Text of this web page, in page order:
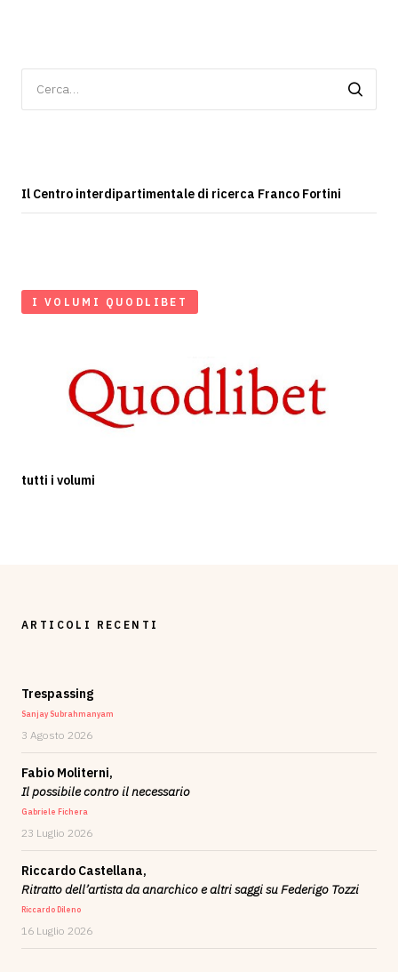
per:
Il Centro interdipartimentale di ricerca Franco Fortini
I VOLUMI QUODLIBET
tutti i volumi
ARTICOLI RECENTI
Trespassing
Sanjay Subrahmanyam
3 Agosto 2026
Fabio Moliterni,
Il possibile contro il necessario
Gabriele Fichera
23 Luglio 2026
Riccardo Castellana,
Ritratto dell’artista da anarchico e altri saggi su Federigo Tozzi
Riccardo Dileno
16 Luglio 2026